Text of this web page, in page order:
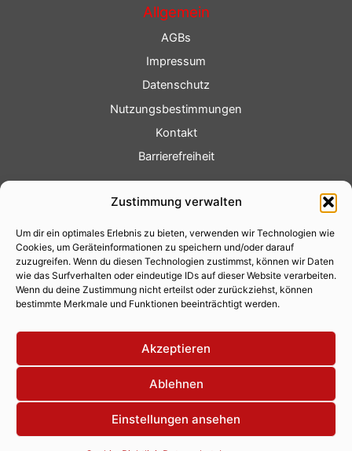
Zustimmung verwalten
Um dir ein optimales Erlebnis zu bieten, verwenden wir Technologien wie
Cookies, um Geräteinformationen zu speichern und/oder darauf
zuzugreifen. Wenn du diesen Technologien zustimmst, können wir Daten
wie das Surfverhalten oder eindeutige IDs auf dieser Website verarbeiten.
Wenn du deine Zustimmung nicht erteilst oder zurückziehst, können
bestimmte Merkmale und Funktionen beeinträchtigt werden.
Akzeptieren
Ablehnen
Einstellungen ansehen
Allgemein
AGBs
Impressum
Datenschutz
Nutzungsbestimmungen
Kontakt
Barrierefreiheit
Fotoservice
Videoservice
Werbung
Contenterstellung
Lokalnachrichten
Lokalfernsehen
Eventkalender